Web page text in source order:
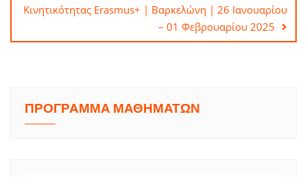
Κινητικότητας Erasmus+ | Βαρκελώνη | 26 Ιανουαρίου
– 01 Φεβρουαρίου 2025
ΠΡΟΓΡΑΜΜΑ ΜΑΘΗΜΑΤΩΝ